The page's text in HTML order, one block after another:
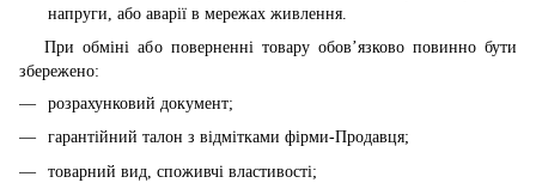
напруги, або аварії в мережах живлення.
При обміні або поверненні товару обов’язково повинно бути
збережено:
розрахунковий документ;
гарантійний талон з відмітками фірми-Продавця;
товарний вид, споживчі властивості;